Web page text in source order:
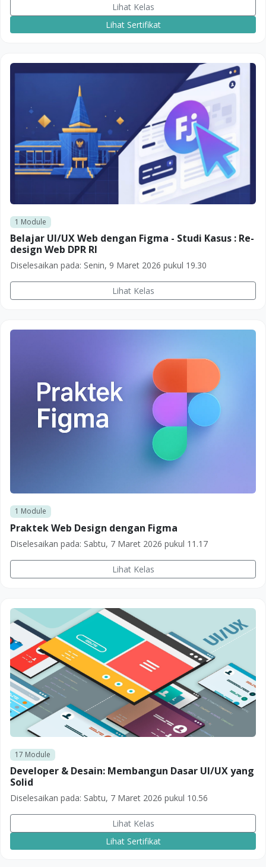
Lihat Kelas
Lihat Sertifikat
1 Module
Belajar UI/UX Web dengan Figma - Studi Kasus : Re-
design Web DPR RI
Diselesaikan pada: Senin, 9 Maret 2026 pukul 19.30
Lihat Kelas
1 Module
Praktek Web Design dengan Figma
Diselesaikan pada: Sabtu, 7 Maret 2026 pukul 11.17
Lihat Kelas
17 Module
Developer & Desain: Membangun Dasar UI/UX yang
Solid
Diselesaikan pada: Sabtu, 7 Maret 2026 pukul 10.56
Lihat Kelas
Lihat Sertifikat